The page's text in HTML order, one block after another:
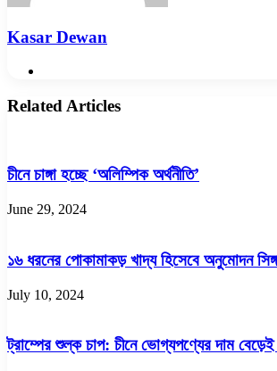
Kasar Dewan
Related Articles
চীনে চাঙ্গা হচ্ছে ‘অলিম্পিক অর্থনীতি’
June 29, 2024
১৬ ধরনের পোকামাকড় খাদ্য হিসেবে অনুমোদন
July 10, 2024
ট্রাম্পের শুল্ক চাপ: চীনে ভোগ্যপণ্যের দাম